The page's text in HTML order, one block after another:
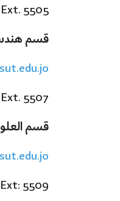
5505
قسم
5507
قسم
Ext: 5509